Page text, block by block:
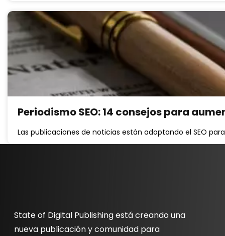
Periodismo SEO: 14 consejos para
Las publicaciones de noticias están adoptando el SEO
State of Digital Publishing está creando una
nueva publicación y comunidad para